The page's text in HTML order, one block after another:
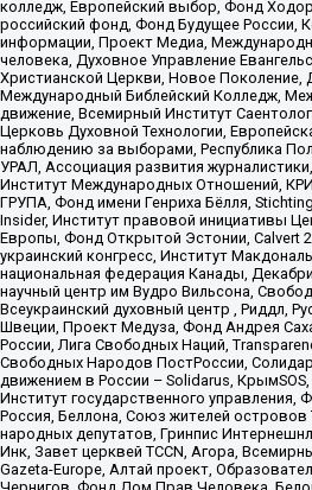
колледж, Европейский выбор, Фонд
российский фонд, Фонд Будущее России,
информации, Проект Медиа,
человека, Духовное Управление
Христианской Церкви, Новое Поколение,
Международный Библейский Колледж,
движение, Всемирный Институт
Церковь Духовной Технологии,
наблюдению за выборами, Республика
УРАЛ, Ассоциация развития
Институт Международных Отношений,
ГРУПА, Фонд имени Генриха Бёлля,
Insider, Институт правовой инициативы
Европы, Фонд Открытой Эстонии, Calvert
украинский конгресс, Институт
национальная федерация Канады,
научный центр им Вудро Вильсона,
Всеукраинский духовный центр , Риддл,
Швеции, Проект Медуза, Фонд Андрея
России, Лига Свободных Наций,
Свободных Народов ПостРоссии,
движением в России – Solidarus,
Институт государственного управления,
Россия, Беллона, Союз жителей островов
народных депутатов, Гринпис
Инк, Завет церквей TCCN, Агора,
Gazeta-Europe, Алтай проект,